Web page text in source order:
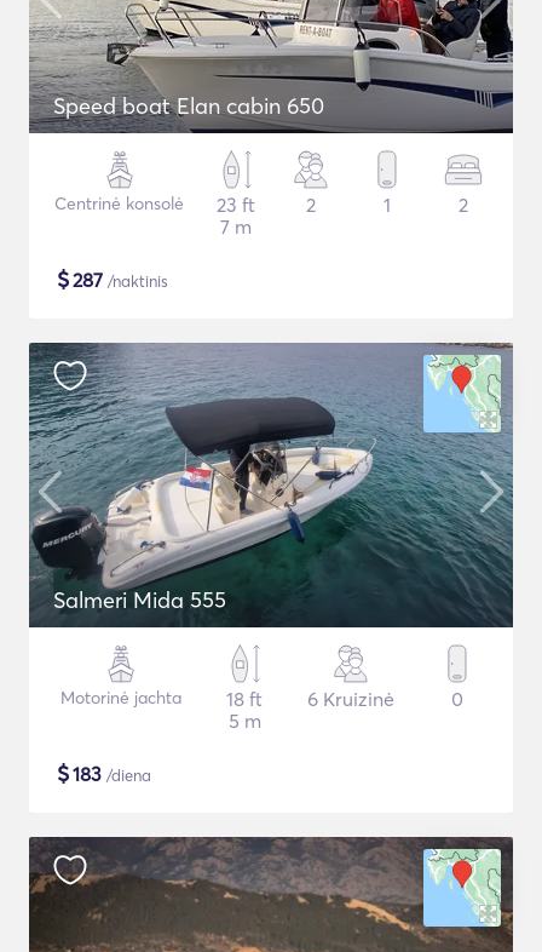
Speed boat Elan cabin 650
Centrinė konsolė
23 ft
7 m
2 1 2
$287 /naktinis
Salmeri Mida 555
Motorinė jachta
18 ft
5 m
6 Kruizinė 0
$183 /diena